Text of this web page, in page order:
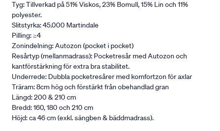
Tyg: Tillverkad på 51% Viskos, 23% Bomull, 15% Lin och 11%
polyester.
Slitstyrka: 45.000 Martindale
Pilling: ≥4
Zonindelning: Autozon (pocket i pocket)
Resårtyp (mellanmadrass): Pocketresår med Autozon och
kantförstärkning för extra bra stabilitet.
Underrede: Dubbla pocketresårer med komfortzon för axlar
Träram: 8cm hög och förstärkt från obehandlad gran
Längd: 200 & 210 cm
Bredd: 160, 180 och 210 cm
Höjd: ca 46 cm (exkl. sängben & bäddmadrass).